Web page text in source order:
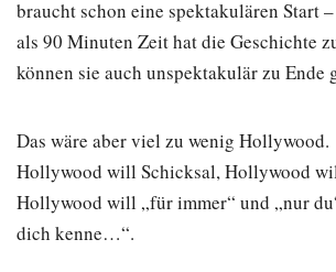
braucht schon eine spektakulären Start
als 90 Minuten Zeit hat die Geschichte
können sie auch unspektakulär zu Ende
Das wäre aber viel zu wenig Hollywood.
Hollywood will Schicksal, Hollywood
Hollywood will „für immer“ und „nur
dich kenne…“.